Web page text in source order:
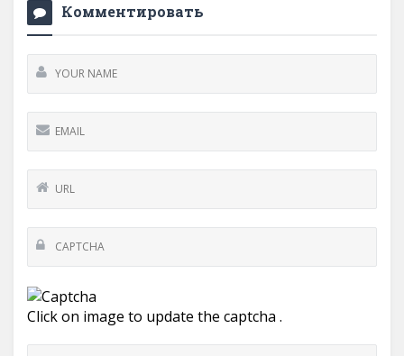
Комментировать
Click on image to update the captcha .